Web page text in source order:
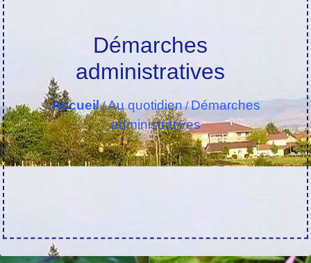
Démarches
administratives
Accueil/Au quotidien/Démarches
administratives